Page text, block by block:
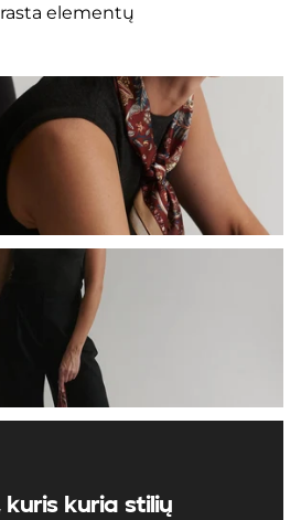
elementų
kuris kuria stilių